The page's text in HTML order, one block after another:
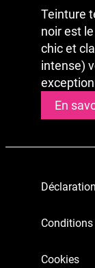
Teinture
noir est
chic et
intense)
En
Cookies